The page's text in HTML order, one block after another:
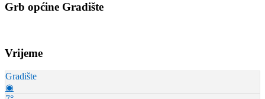
Grb općine Gradište
Vrijeme
Gradište
◉